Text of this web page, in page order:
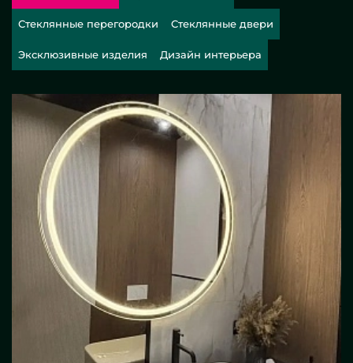
Стеклянные перегородки Стеклянные двери
Эксклюзивные изделия Дизайн интерьера